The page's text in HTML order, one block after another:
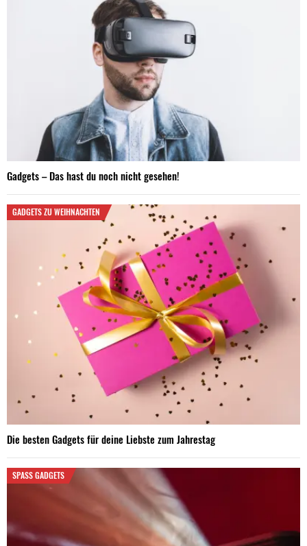
Gadgets – Das hast du noch nicht gesehen!
GADGETS ZU WEIHNACHTEN
Die besten Gadgets für deine Liebste zum Jahrestag
SPASS GADGETS